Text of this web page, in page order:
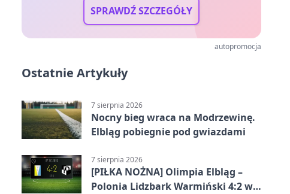
SPRAWDŹ SZCZEGÓŁY
autopromocja
Ostatnie Artykuły
7 sierpnia 2026
Nocny bieg wraca na Modrzewinę.
Elbląg pobiegnie pod gwiazdami
7 sierpnia 2026
[PIŁKA NOŻNA] Olimpia Elbląg –
Polonia Lidzbark Warmiński 4:2 w